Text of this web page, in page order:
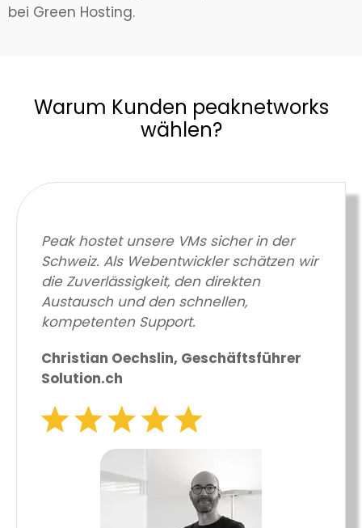
bei Green Hosting.
Warum Kunden peaknetworks
wählen?
Peak hostet unsere VMs sicher in der
Schweiz. Als Webentwickler schätzen wir
die Zuverlässigkeit, den direkten
Austausch und den schnellen,
kompetenten Support.
Christian Oechslin, Geschäftsführer
Solution.ch